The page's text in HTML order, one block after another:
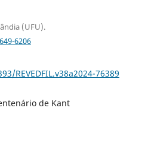
(UFU).
6206
REVEDFIL.v38a2024-76389
de Kant